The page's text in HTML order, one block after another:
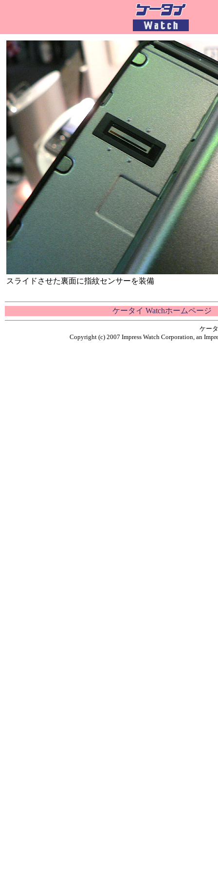
スライドさせた裏面に指紋センサーを装備
ケータイ Watchホームページ
ケー
Copyright (c) 2007 Impress Watch Corporation, an